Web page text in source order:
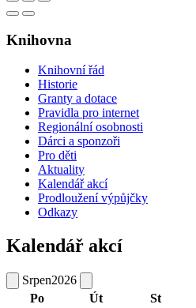
Knihovna
Knihovní řád
Historie
Granty a dotace
Pravidla pro internet
Regionální osobnosti
Dárci a sponzoři
Pro děti
Aktuality
Kalendář akcí
Prodloužení výpůjčky
Odkazy
Kalendář akcí
Srpen2026
Po
Út St